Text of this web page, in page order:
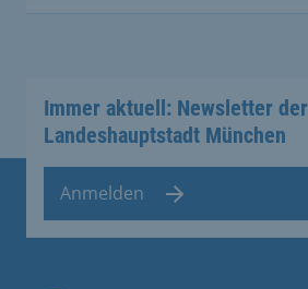
Immer aktuell: Newsletter der
Landeshauptstadt München
Anmelden